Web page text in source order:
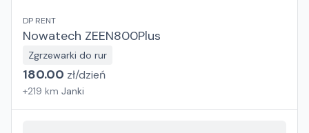
DP RENT
Nowatech ZEEN800Plus
Zgrzewarki do rur
180.00 zł/dzień
+219 km Janki